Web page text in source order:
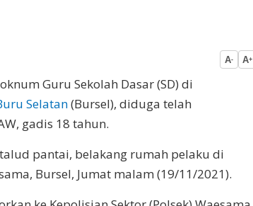
A- A+
Guru Sekolah Dasar (SD) di
Selatan(Bursel), diduga telah
gadis 18 tahun.
pantai, belakang rumah pelaku di
Bursel, Jumat malam (19/11/2021).